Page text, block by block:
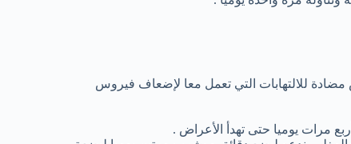
للالتهابات التي تعمل معا لإضعاف فيروس
مرات يوميا حتى تهدأ الأعراض .